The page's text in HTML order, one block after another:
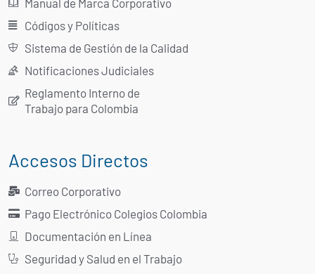
Códigos y Políticas
Sistema de Gestión de la Calidad
Notificaciones Judiciales
Reglamento Interno de
Trabajo para Colombia
Accesos Directos
Correo Corporativo
Pago Electrónico Colegios Colombia
Documentación en Línea
Seguridad y Salud en el Trabajo